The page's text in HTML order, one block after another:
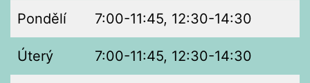
Pondělí 7:00-11:45, 12:30-14:30
Úterý 7:00-11:45, 12:30-14:30